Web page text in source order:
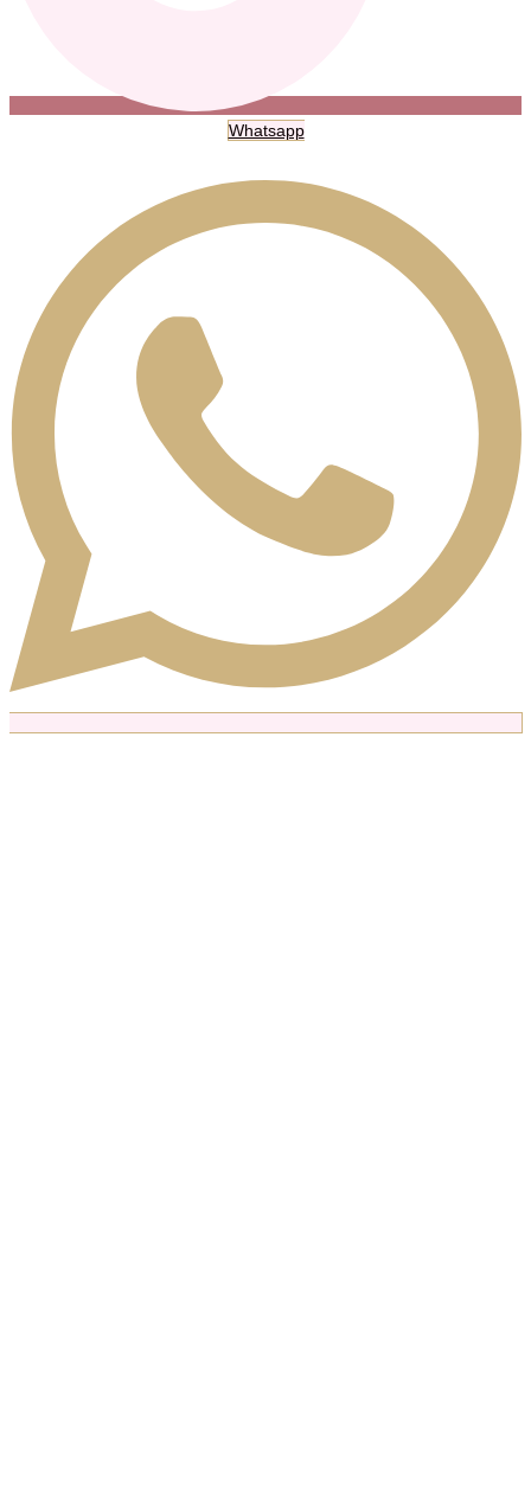
Whatsapp